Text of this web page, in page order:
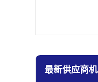
最新供应商机